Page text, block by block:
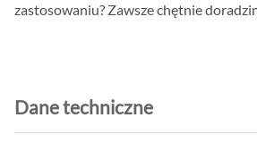
zastosowaniu? Zawsze chętnie
Dane techniczne